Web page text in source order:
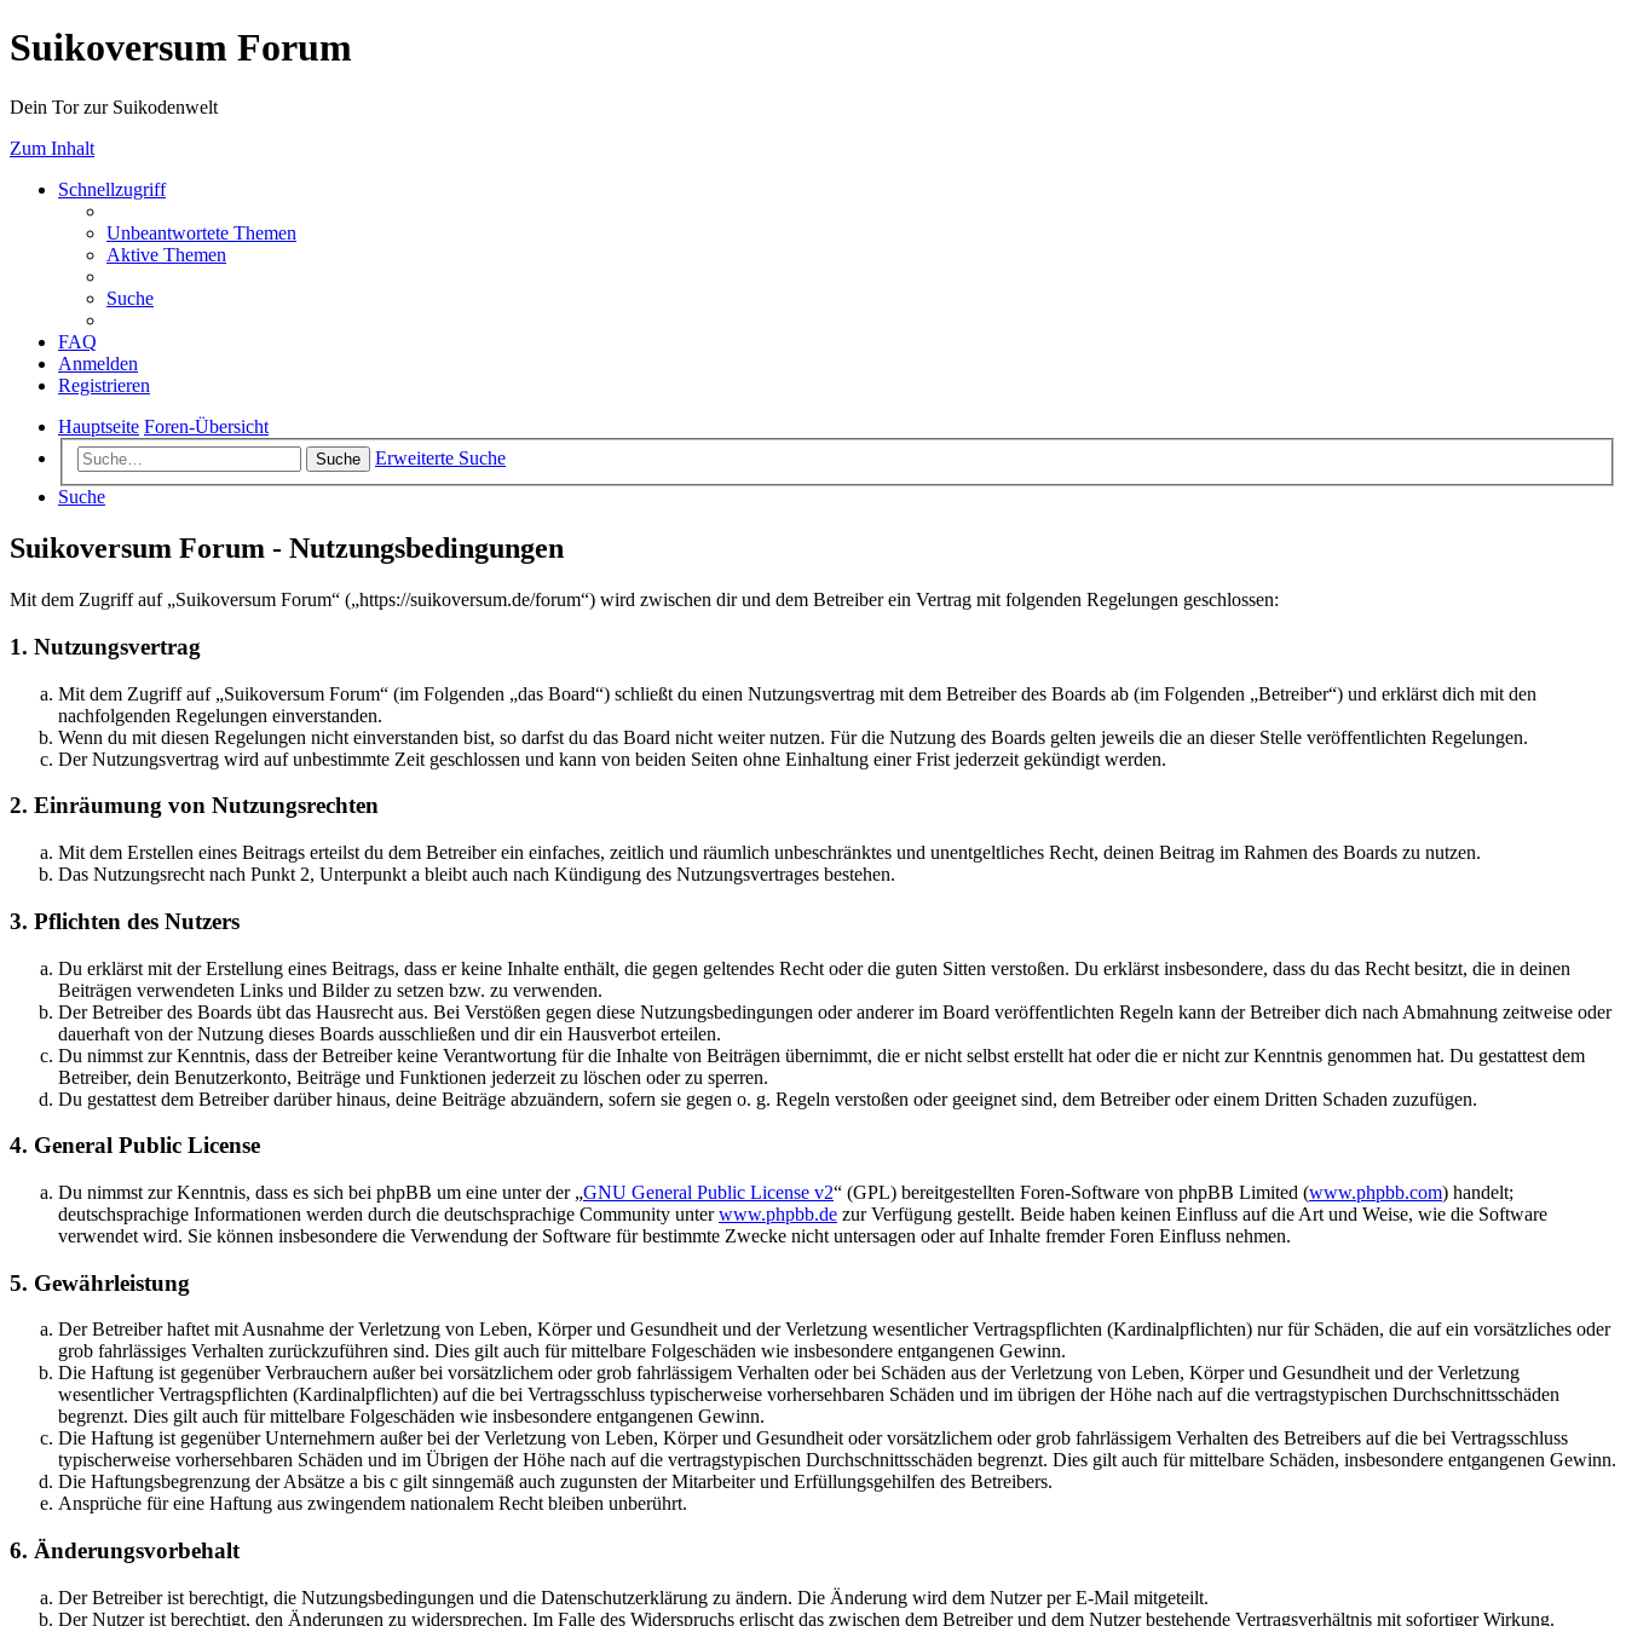
Suikoversum Forum
Dein Tor zur Suikodenwelt
Zum Inhalt
Schnellzugriff
Unbeantwortete Themen
Aktive Themen
Suche
FAQ
Anmelden
Registrieren
Hauptseite Foren-Übersicht
Suche
Erweiterte Suche
Suche
Suikoversum Forum - Nutzungsbedingungen
Mit dem Zugriff auf „Suikoversum Forum“ („https://suikoversum.de/forum“) wird zwischen dir und dem Betreiber ein Vertrag mit folgenden Regelungen geschlossen:
1. Nutzungsvertrag
Mit dem Zugriff auf „Suikoversum Forum“ (im Folgenden „das Board“) schließt du einen Nutzungsvertrag mit dem Betreiber des Boards ab (im Folgenden „Betreiber“) und erklärst dich mit den
nachfolgenden Regelungen einverstanden.
Wenn du mit diesen Regelungen nicht einverstanden bist, so darfst du das Board nicht weiter nutzen. Für die Nutzung des Boards gelten jeweils die an dieser Stelle veröffentlichten Regelungen.
Der Nutzungsvertrag wird auf unbestimmte Zeit geschlossen und kann von beiden Seiten ohne Einhaltung einer Frist jederzeit gekündigt werden.
2. Einräumung von Nutzungsrechten
Mit dem Erstellen eines Beitrags erteilst du dem Betreiber ein einfaches, zeitlich und räumlich unbeschränktes und unentgeltliches Recht, deinen Beitrag im Rahmen des Boards zu nutzen.
Das Nutzungsrecht nach Punkt 2, Unterpunkt a bleibt auch nach Kündigung des Nutzungsvertrages bestehen.
3. Pflichten des Nutzers
Du erklärst mit der Erstellung eines Beitrags, dass er keine Inhalte enthält, die gegen geltendes Recht oder die guten Sitten verstoßen. Du erklärst insbesondere, dass du das Recht besitzt, die in deinen
Beiträgen verwendeten Links und Bilder zu setzen bzw. zu verwenden.
Der Betreiber des Boards übt das Hausrecht aus. Bei Verstößen gegen diese Nutzungsbedingungen oder anderer im Board veröffentlichten Regeln kann der Betreiber dich nach Abmahnung zeitweise oder
dauerhaft von der Nutzung dieses Boards ausschließen und dir ein Hausverbot erteilen.
Du nimmst zur Kenntnis, dass der Betreiber keine Verantwortung für die Inhalte von Beiträgen übernimmt, die er nicht selbst erstellt hat oder die er nicht zur Kenntnis genommen hat. Du gestattest dem
Betreiber, dein Benutzerkonto, Beiträge und Funktionen jederzeit zu löschen oder zu sperren.
Du gestattest dem Betreiber darüber hinaus, deine Beiträge abzuändern, sofern sie gegen o. g. Regeln verstoßen oder geeignet sind, dem Betreiber oder einem Dritten Schaden zuzufügen.
4. General Public License
Du nimmst zur Kenntnis, dass es sich bei phpBB um eine unter der „GNU General Public License v2“ (GPL) bereitgestellten Foren-Software von phpBB Limited (www.phpbb.com) handelt;
deutschsprachige Informationen werden durch die deutschsprachige Community unterwww.phpbb.de zur Verfügung gestellt. Beide haben keinen Einfluss auf die Art und Weise, wie die Software
verwendet wird. Sie können insbesondere die Verwendung der Software für bestimmte Zwecke nicht untersagen oder auf Inhalte fremder Foren Einfluss nehmen.
5. Gewährleistung
Der Betreiber haftet mit Ausnahme der Verletzung von Leben, Körper und Gesundheit und der Verletzung wesentlicher Vertragspflichten (Kardinalpflichten) nur für Schäden, die auf ein vorsätzliches oder
grob fahrlässiges Verhalten zurückzuführen sind. Dies gilt auch für mittelbare Folgeschäden wie insbesondere entgangenen Gewinn.
Die Haftung ist gegenüber Verbrauchern außer bei vorsätzlichem oder grob fahrlässigem Verhalten oder bei Schäden aus der Verletzung von Leben, Körper und Gesundheit und der Verletzung
wesentlicher Vertragspflichten (Kardinalpflichten) auf die bei Vertragsschluss typischerweise vorhersehbaren Schäden und im übrigen der Höhe nach auf die vertragstypischen Durchschnittsschäden
begrenzt. Dies gilt auch für mittelbare Folgeschäden wie insbesondere entgangenen Gewinn.
Die Haftung ist gegenüber Unternehmern außer bei der Verletzung von Leben, Körper und Gesundheit oder vorsätzlichem oder grob fahrlässigem Verhalten des Betreibers auf die bei Vertragsschluss
typischerweise vorhersehbaren Schäden und im Übrigen der Höhe nach auf die vertragstypischen Durchschnittsschäden begrenzt. Dies gilt auch für mittelbare Schäden, insbesondere entgangenen Gewinn.
Die Haftungsbegrenzung der Absätze a bis c gilt sinngemäß auch zugunsten der Mitarbeiter und Erfüllungsgehilfen des Betreibers.
Ansprüche für eine Haftung aus zwingendem nationalem Recht bleiben unberührt.
6. Änderungsvorbehalt
Der Betreiber ist berechtigt, die Nutzungsbedingungen und die Datenschutzerklärung zu ändern. Die Änderung wird dem Nutzer per E-Mail mitgeteilt.
Der Nutzer ist berechtigt, den Änderungen zu widersprechen. Im Falle des Widerspruchs erlischt das zwischen dem Betreiber und dem Nutzer bestehende Vertragsverhältnis mit sofortiger Wirkung.